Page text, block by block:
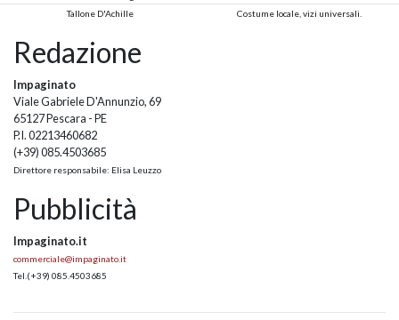
Tallone D'Achille
Costume locale, vizi universali.
Redazione
Impaginato
Viale Gabriele D'Annunzio, 69
65127 Pescara - PE
P.I. 02213460682
(+39) 085.4503685
Direttore responsabile: Elisa Leuzzo
Pubblicità
Impaginato.it
commerciale@impaginato.it
Tel. (+39) 085.4503685